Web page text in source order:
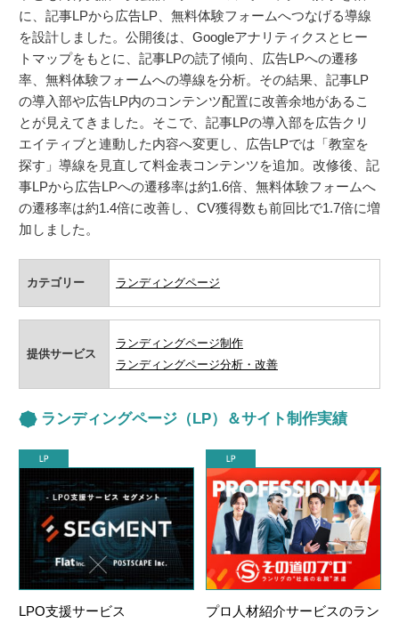
に、記事LPから広告LP、無料体験フォームへつなげる導線
を設計しました。公開後は、Googleアナリティクスとヒー
トマップをもとに、記事LPの読了傾向、広告LPへの遷移
率、無料体験フォームへの導線を分析。その結果、記事LP
の導入部や広告LP内のコンテンツ配置に改善余地があるこ
とが見えてきました。そこで、記事LPの導入部を広告クリ
エイティブと連動した内容へ変更し、広告LPでは「教室を
探す」導線を見直して料金表コンテンツを追加。改修後、記
事LPから広告LPへの遷移率は約1.6倍、無料体験フォームへ
の遷移率は約1.4倍に改善し、CV獲得数も前回比で1.7倍に増
加しました。
カテゴリー ランディングページ
提供サービス
ランディングページ制作
ランディングページ分析・改善
ランディングページ（LP）＆サイト制作実績
LPO支援サービス
プロ人材紹介サービスのラン